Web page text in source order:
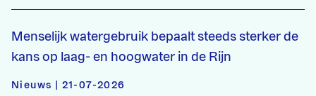
Menselijk watergebruik bepaalt steeds sterker de
kans op laag- en hoogwater in de Rijn
Nieuws | 21-07-2026